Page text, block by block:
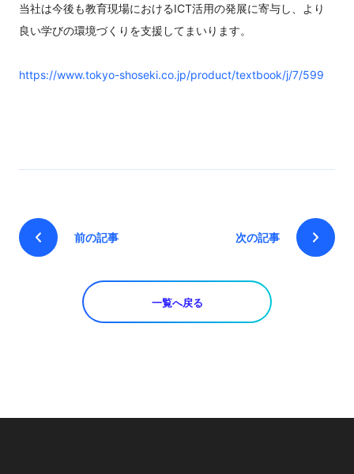
当社は今後も教育現場におけるICT活用の発展に寄与し、より
良い学びの環境づくりを支援してまいります。
https://www.tokyo-shoseki.co.jp/product/textbook/j/7/599
前の記事 次の記事
一覧へ戻る